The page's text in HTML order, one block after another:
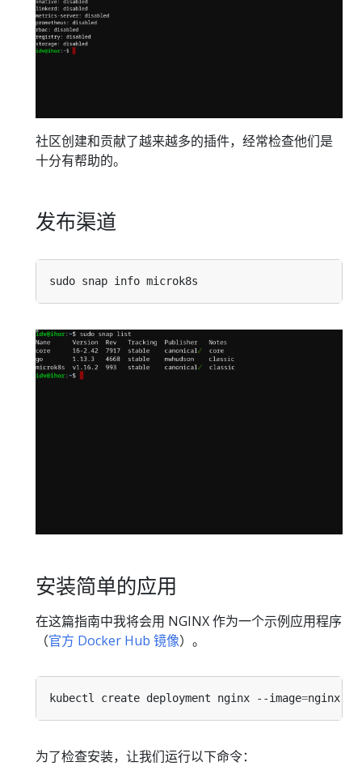
社区创建和贡献了越来越多的插件，经常检查他们是
十分有帮助的。
发布渠道
安装简单的应用
在这篇指南中我将会用 NGINX 作为一个示例应用程序
（官方 Docker Hub 镜像）。
kubectl create deployment nginx --image=
为了检查安装，让我们运行以下命令：